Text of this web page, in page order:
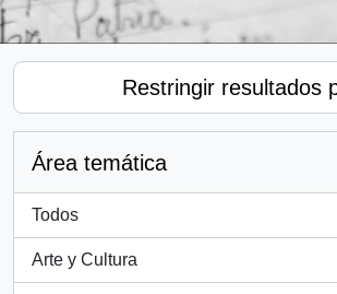
Restringir resultados
Área temática
Todos
Arte y Cultura
, 1 resultados